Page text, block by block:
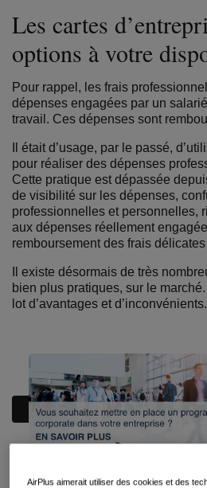
Les cartes
options à votre
Pour rappel, les frais
dépenses engagées par un
travail. Ces dépenses sont
Il était d’usage, par le passé,
pour réaliser des dépenses
Cette pratique est dépassée
de visibilité sur les dépenses,
professionnelles et personnelles,
aux dépenses réellement
remboursement des frais
Il existe désormais de très
bien plus pratiques, sur le
lot d’avantages et d’inconvénients.
AirPlus aimerait utiliser des cookies et des